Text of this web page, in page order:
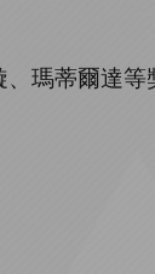
、瑪蒂爾達等